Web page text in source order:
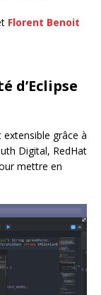
Florent Benoit
d’Eclipse
extensible grâce à
Digital, RedHat
mettre en